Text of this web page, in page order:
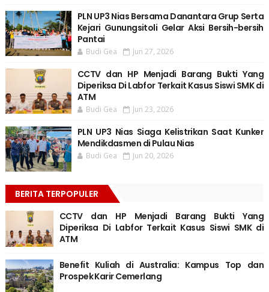
PLN UP3 Nias Bersama Danantara Grup Serta
Kejari Gunungsitoli Gelar Aksi Bersih-bersih
Pantai
Budi Gea Jun 27, 2026
CCTV dan HP Menjadi Barang Bukti Yang
Diperiksa Di Labfor Terkait Kasus Siswi SMK di
ATM
Budi Gea Jun 23, 2026
PLN UP3 Nias Siaga Kelistrikan Saat Kunker
Mendikdasmen di Pulau Nias
Budi Gea Jun 20, 2026
BERITA TERPOPULER
CCTV dan HP Menjadi Barang Bukti Yang
Diperiksa Di Labfor Terkait Kasus Siswi SMK di
ATM
Benefit Kuliah di Australia: Kampus Top dan
Prospek Karir Cemerlang